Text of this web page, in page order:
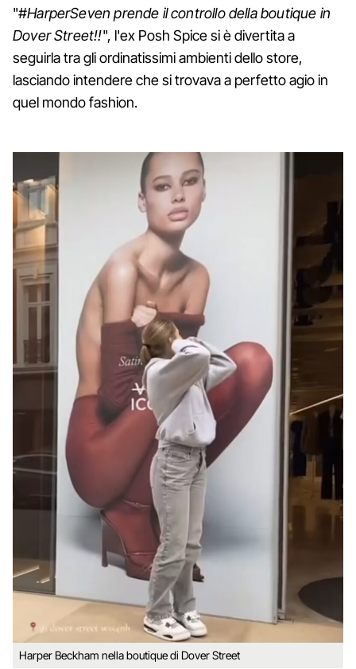
"#HarperSeven prende il controllo della boutique in
Dover Street!!", l'ex Posh Spice si è divertita a
seguirla tra gli ordinatissimi ambienti dello store,
lasciando intendere che si trovava a perfetto agio in
quel mondo fashion.
Harper Beckham nella boutique di Dover Street